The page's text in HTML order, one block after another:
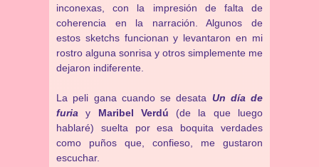
inconexas, con la impresión de falta de
coherencia en la narración. Algunos de
estos sketchs funcionan y levantaron en mi
rostro alguna sonrisa y otros simplemente me
dejaron indiferente.
La peli gana cuando se desata Un día de
furia y Maribel Verdú (de la que luego
hablaré) suelta por esa boquita verdades
como puños que, confieso, me gustaron
escuchar.